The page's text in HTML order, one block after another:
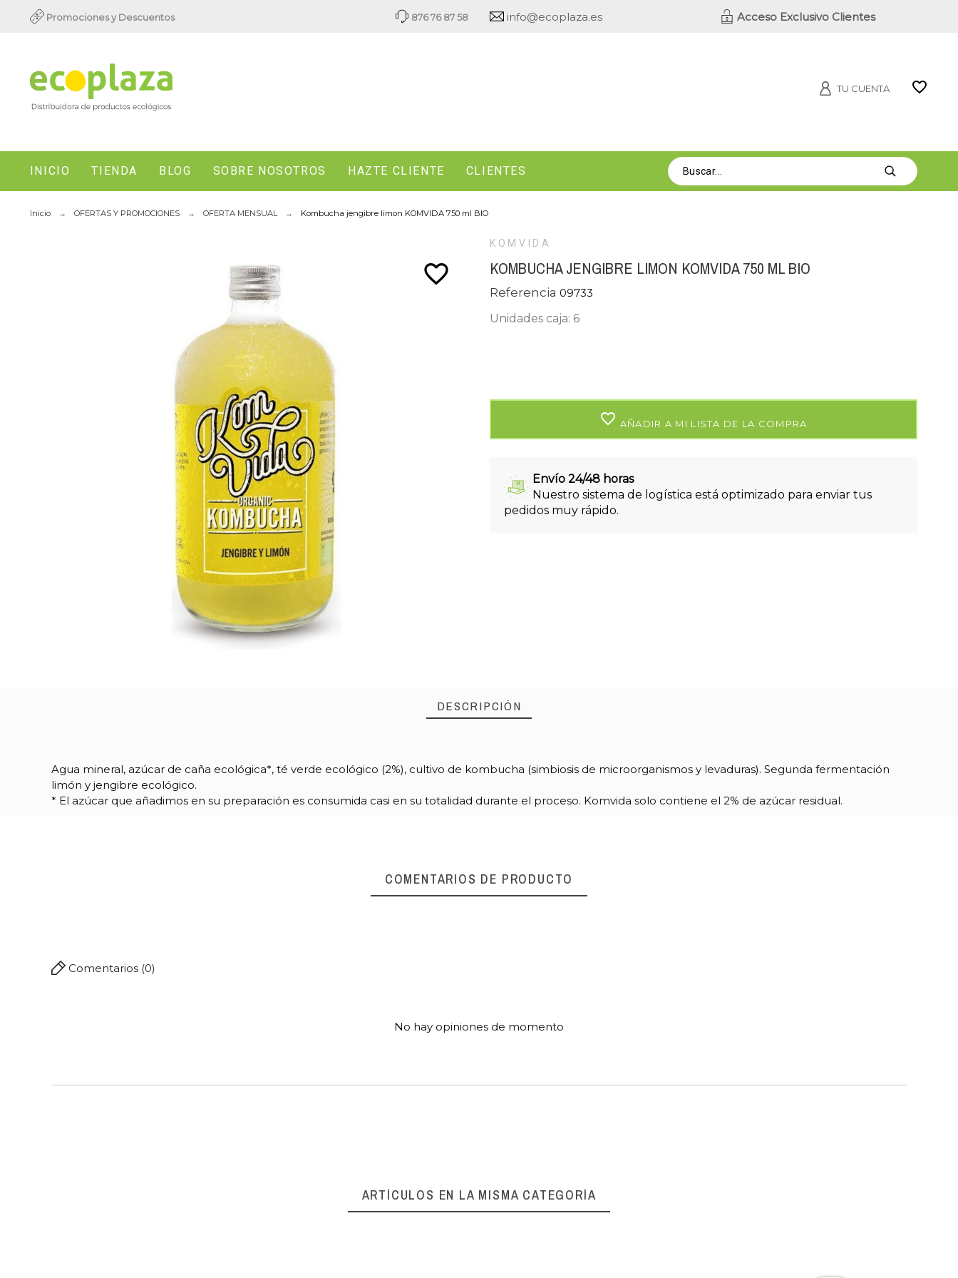
Promociones y Descuentos 876 76 87 58 info@ecoplaza.es Acceso Exclusivo Clientes
TU CUENTA
INICIO TIENDA BLOG SOBRE NOSOTROS HAZTE CLIENTE CLIENTES
Inicio OFERTAS Y PROMOCIONES OFERTA MENSUAL Kombucha jengibre limon KOMVIDA 750 ml BIO
favorite_border
KOMVIDA
KOMBUCHA JENGIBRE LIMON KOMVIDA 750 ML BIO
Referencia 09733
Unidades caja: 6
favorite_border AÑADIR A MI LISTA DE LA COMPRA
Envío 24/48 horas
Nuestro sistema de logística está optimizado para enviar tus
pedidos muy rápido.
DESCRIPCIÓN
Agua mineral, azúcar de caña ecológica*, té verde ecológico (2%), cultivo de kombucha (simbiosis de microorganismos y levaduras). Segunda fermentación
limón y jengibre ecológico.
* El azúcar que añadimos en su preparación es consumida casi en su totalidad durante el proceso. Komvida solo contiene el 2% de azúcar residual.
COMENTARIOS DE PRODUCTO
Comentarios (0)
No hay opiniones de momento
ARTÍCULOS EN LA MISMA CATEGORÍA